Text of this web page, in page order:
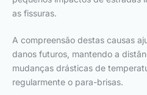
as fissuras.
A compreensão destas causas
danos futuros, mantendo a
mudanças drásticas de
regularmente o para-brisas.